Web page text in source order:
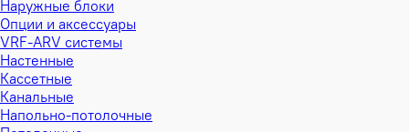
Наружные блоки
Опции и аксессуары
VRF-ARV системы
Настенные
Кассетные
Канальные
Напольно-потолочные